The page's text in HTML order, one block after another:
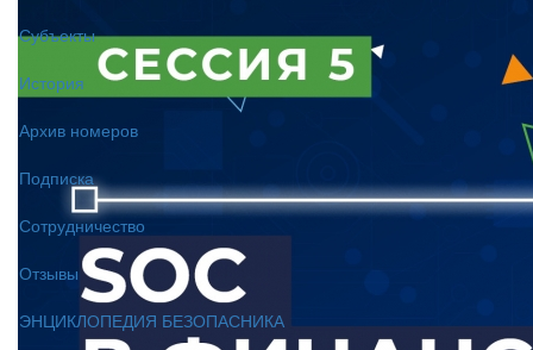
Субъекты
История
Архив номеров
Подписка
Сотрудничество
Отзывы
ЭНЦИКЛОПЕДИЯ БЕЗОПАСНИКА